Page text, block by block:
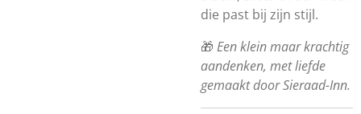
die past bij zijn stijl.
🎁 Een klein maar krachtig
aandenken, met liefde
gemaakt door Sieraad-Inn.